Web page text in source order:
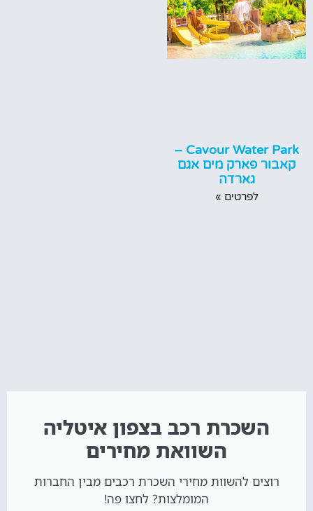
Cavour Water Park –
קאבור פארק מים אגם
גארדה
לפרטים »
השכרת רכב בצפון איטליה
השוואת מחירים
רוצים להשוות מחירי השכרת רכבים מבין החברות
המומלצות? לחצו פה!